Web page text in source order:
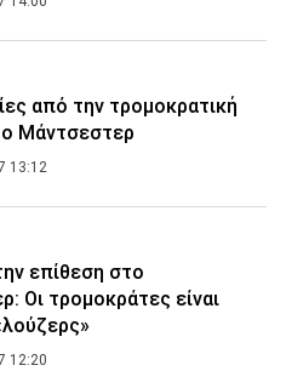
από την τρομοκρατική
Μάντσεστερ
13:12
επίθεση στο
Οι τρομοκράτες είναι
12:20